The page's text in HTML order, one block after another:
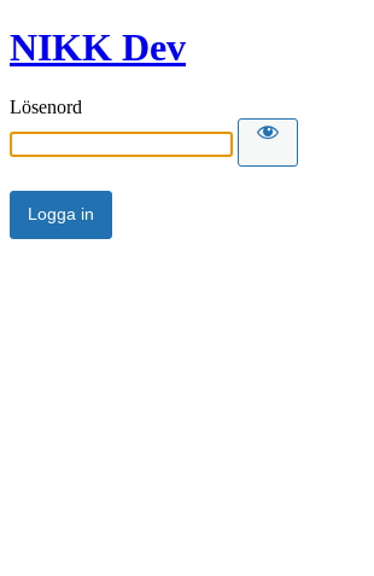
NIKK Dev
Lösenord